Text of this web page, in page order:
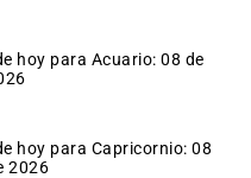
hoy para Acuario: 08 de
hoy para Capricornio: 08
2026